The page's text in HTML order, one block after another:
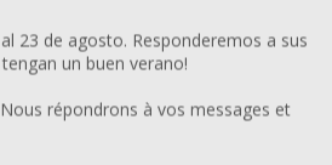
23 de agosto. Responderemos a sus
un buen verano!
répondrons à vos messages et